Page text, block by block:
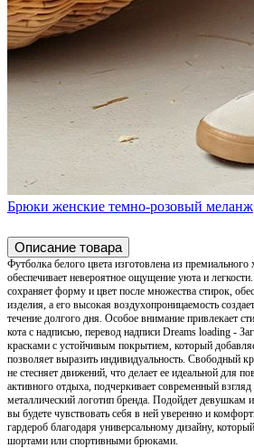
Брюки женские темно-розовый меланж
Описание товара
Футболка белого цвета изготовлена из премиального
обеспечивает невероятное ощущение уюта и
сохраняет форму и цвет после множества стирок,
изделия, а его высокая воздухопроницаемость
течение долгого дня. Особое внимание привлекает
кота с надписью, перевод надписи Dreams loading -
красками с устойчивым покрытием, который
позволяет выразить индивидуальность. Свободный
не стесняет движений, что делает ее идеальной для
активного отдыха, подчеркивает современный
металлический логотип бренда. Подойдет
вы будете чувствовать себя в ней уверенно и
гардероб благодаря универсальному дизайну,
шортами или спортивными брюками.